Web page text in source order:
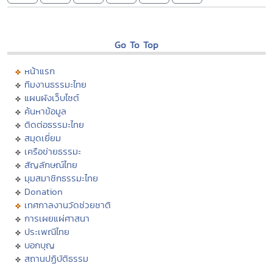
Go To Top
หน้าแรก
ทีมงานธรรมะไทย
แผนผังเว็บไซต์
ค้นหาข้อมูล
ติดต่อธรรมะไทย
สมุดเยี่ยม
เครือข่ายธรรมะ
สัญลักษณ์ไทย
มุมสมาชิกธรรมะไทย
Donation
เทศกาลงานวัดช่วยชาติ
การเผยแผ่ศาสนา
ประเพณีไทย
บอกบุญ
สถานปฏิบัติธรรม